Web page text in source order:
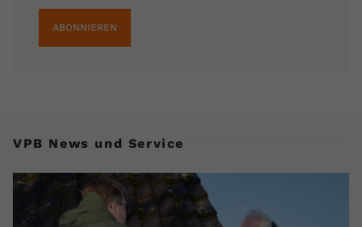
ABONNIEREN
VPB News und Service